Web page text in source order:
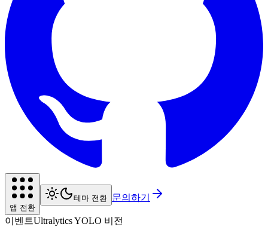
앱 전환
테마 전환 문의하기
이벤트Ultralytics YOLO 비전